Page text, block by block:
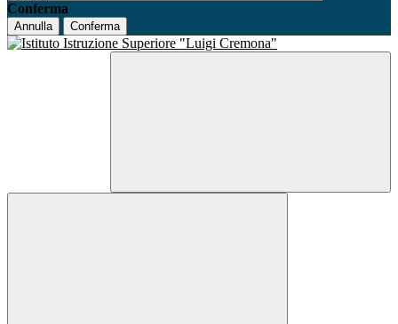
Conferma
Annulla Conferma